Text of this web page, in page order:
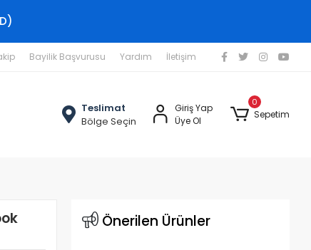
Bayilik Başvurusu Yardım İletişim
Teslimat
Bölge Seçin
Giriş Yap
Üye Ol
0
Sepetim
Önerilen Ürünler